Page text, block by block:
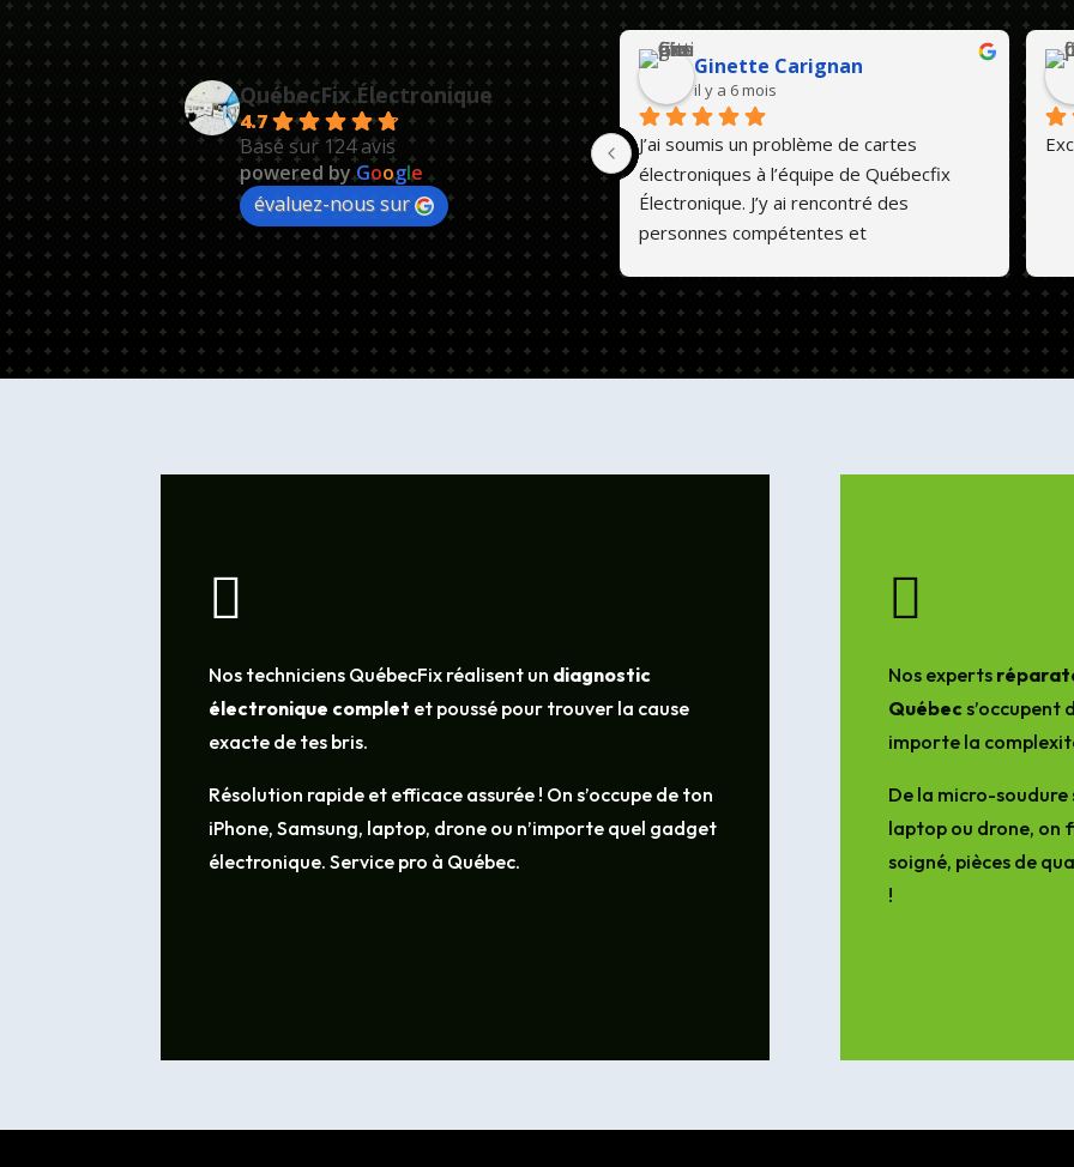
QuébecFix Électronique
4.7
Basé sur 124 avis
powered byGoogle
évaluez-nous sur
Ginette Carignan
il y a 6 mois
J’ai soumis un problème de cartes
électroniques à l’équipe de Québecfix
Électronique. J’y ai rencontré des
personnes compétentes et
qualité et les prix sont abordables. 💕😊

Nos techniciens QuébecFix réalisent un diagnostic
électronique complet et poussé pour trouver la cause
exacte de tes bris.
Résolution rapide et efficace assurée ! On s’occupe de ton
iPhone, Samsung, laptop, drone ou n’importe quel gadget
électronique. Service pro à Québec.

Nos experts
Québecs’occupent
importe la
De la micro-soudure
laptop ou drone, on
soigné, pièces de
!